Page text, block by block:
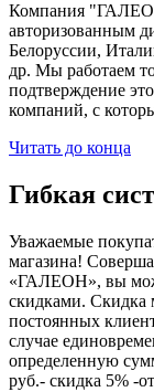
Компания
авторизованным
Белоруссии,
др. Мы работаем
подтверждение
компаний, с
Читать до конца
Гибкая
Уважаемые
магазина!
«ГАЛЕОН», вы
скидками. Скидка
постоянных
случае
определенную
руб.- скидка 5% -